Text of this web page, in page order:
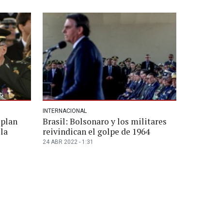
INTERNACIONAL
Brasil: Bolsonaro y los militares
reivindican el golpe de 1964
24 ABR 2022 - 1:31